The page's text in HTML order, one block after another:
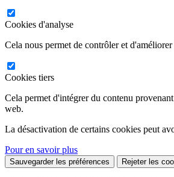
Cookies d'analyse
Cela nous permet de contrôler et
Cookies tiers
Cela permet d'intégrer du contenu
web.
La désactivation de certains cookies peut
Pour en savoir plus
Sauvegarder les préférences Rejeter les